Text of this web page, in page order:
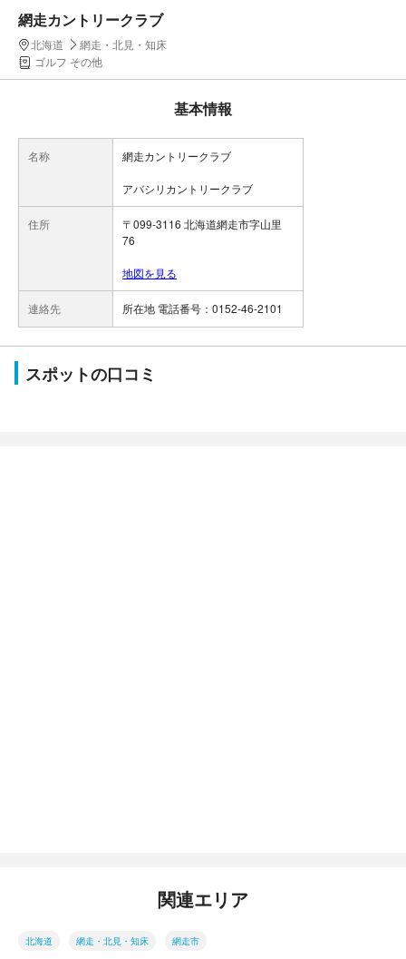
網走カントリークラブ
北海道
網走・北見・知床
ゴルフ その他
基本情報
名称 網走カントリークラブ
アバシリカントリークラブ
住所
〒099-3116 北海道網走市字山里
76
地図を見る
連絡先 所在地 電話番号：0152-46-2101
スポットの口コミ
関連エリア
北海道 網走・北見・知床 網走市